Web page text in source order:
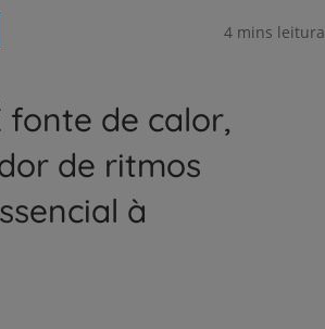
4 mins leitura
fonte de calor,
de ritmos
à